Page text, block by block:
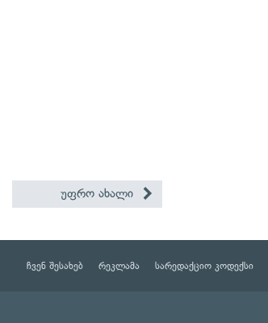
უფრო ახალი
ჩვენ შესახებ რეკლამა სარედაქციო კოდექსი